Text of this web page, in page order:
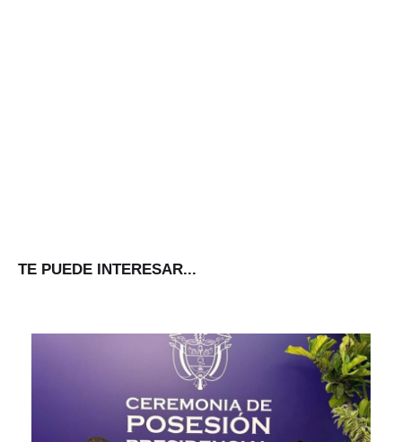
TE PUEDE INTERESAR...